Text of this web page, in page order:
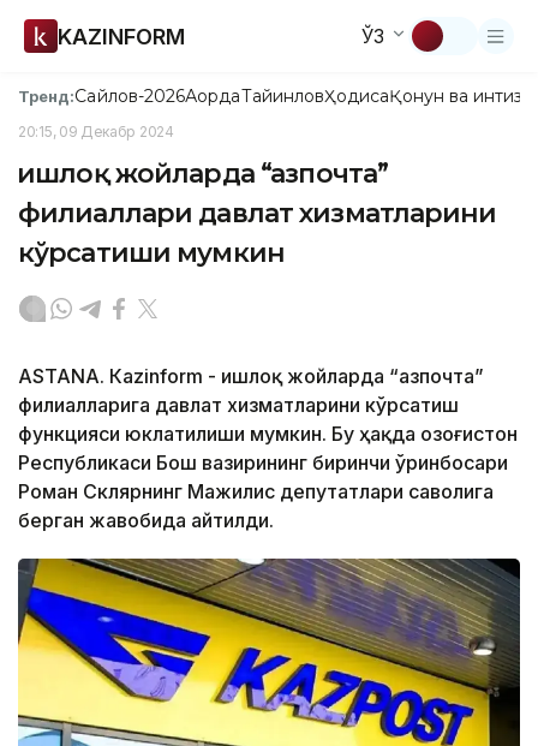
KAZINFORM ЎЗ
Тренд:Сайлов-2026АқордаТайинловҲодисаҚонун ва
20:15, 09 Декабр 2024
Қишлоқ жойларда “Қазпочта”
филиаллари давлат хизматларини
кўрсатиши мумкин
ASTANА. Кazinform - Қишлоқ жойларда “Қазпочта”
филиалларига давлат хизматларини кўрсатиш
функцияси юклатилиши мумкин. Бу ҳақда Қозоғистон
Республикаси Бош вазирининг биринчи ўринбосари
Роман Склярнинг Мажилис депутатлари саволига
берган жавобида айтилди.